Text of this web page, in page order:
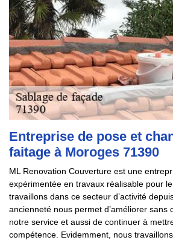
Entreprise de pose et
faitage à Moroges 71390
ML Renovation Couverture est une
expérimentée en travaux réalisable pour
travaillons dans ce secteur d’activité
ancienneté nous permet d’améliorer sans
notre service et aussi de continuer à
compétence. Evidemment, nous